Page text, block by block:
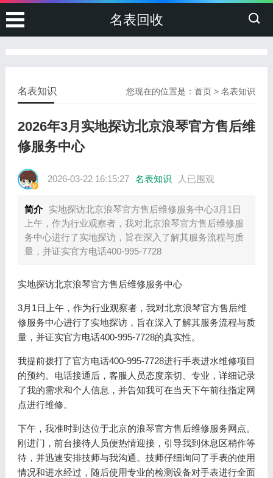
名表回收
您现在的位置是：首页 >名表知识
名表知识
2026年3月实地探访北京浪琴官方售后维
修服务中心
2026-03-22 16:15:27 名表知识 人已围观
简介
实地探访北京浪琴官方售后维修服务中心3月1日
上午，作为行业观察者，我对北京浪琴官方售后维修服
务中心进行了实地探访，旨在深入了解其服务流程与质
量，并证实官方电话400-995-7728
实地探访北京浪琴官方售后维修服务中心
3月1日上午，作为行业观察者，我对北京浪琴官方售后维
修服务中心进行了实地探访，旨在深入了解其服务流程与质
量，并证实官方电话400-995-7728的真实性。
我提前拨打了官方电话400-995-7728进行手表进水维修项目
的预约。电话接通后，客服人员态度亲切、专业，详细记录
了我的需求和个人信息，并告知我可在当天下午前往指定网
点进行维修。
下午，我准时到达位于北京的浪琴官方售后维修服务网点。
刚进门，前台接待人员便热情迎接，引导我到休息区稍作等
待，并迅速安排技师与我沟通。技师仔细询问了手表的使用
情况和进水经过，随后使用专业的检测设备对手表进行全面